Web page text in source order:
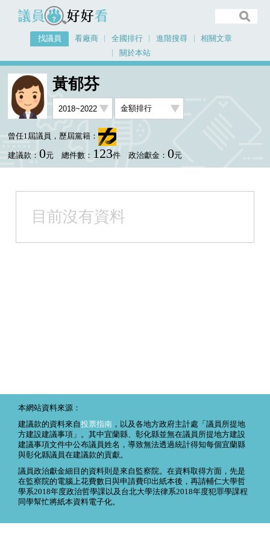
議員好好看
找議員 看廠商 全國排行 進階搜尋
相關文章
關於本站
首頁 找議員
黃郁芬
曾任1屆議員，歷屆黨籍：
建議款： 0元 總件數： 123件 政治獻金： 0元
目前沒有資料
本網站資料來源：
建議款的資料來自投票指南 ，以及各地方政府主計處「議員所提地
方建設建議事項」。其中宜蘭縣、彰化縣並無在議員所提地方建設
建議事項文件中公布議員姓名，導致無法透過統計得知每個宜蘭縣
與彰化縣議員在建議款的貢獻。
議員政治獻金細目的資料則是來自監察院。在資料取得方面，先是
在監察院的電腦上花費數日與申請費印出紙本後，再請輔仁大學哲
學系2018年度政治哲學課以及台北大學法律系2018年度犯罪學課程
同學幫忙將紙本資料電子化。